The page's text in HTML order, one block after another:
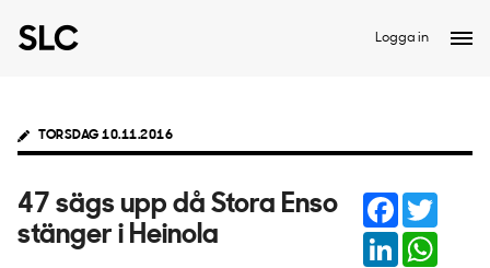
Logga in
TORSDAG 10.11.2016
47 sägs upp då Stora Enso
stänger i Heinola
Facebook
LinkedIn